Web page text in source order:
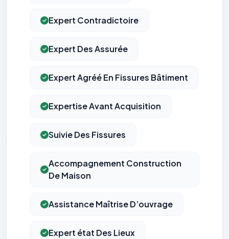
Expert Contradictoire
Expert Des Assurée
Expert Agréé En Fissures Bâtiment
Expertise Avant Acquisition
Suivie Des Fissures
Accompagnement Construction
De Maison
Assistance Maîtrise D’ouvrage
Expert état Des Lieux